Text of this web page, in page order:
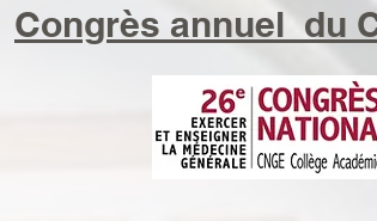
Congrès annuel du